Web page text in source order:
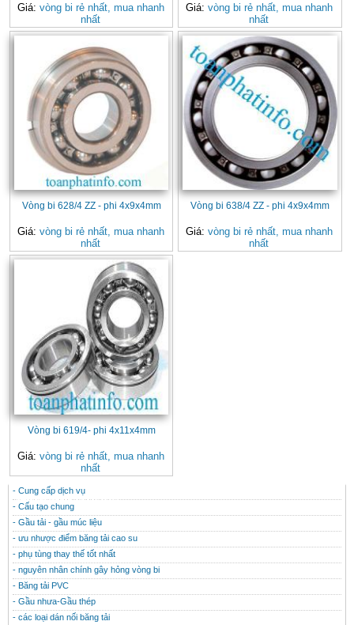
Giá: vòng bi rẻ nhất, mua nhanh
nhất
Giá: vòng bi rẻ nhất, mua nhanh
nhất
Vòng bi 628/4 ZZ - phi 4x9x4mm
Giá: vòng bi rẻ nhất, mua nhanh
nhất
Vòng bi 638/4 ZZ - phi 4x9x4mm
Giá: vòng bi rẻ nhất, mua nhanh
nhất
Vòng bi 619/4- phi 4x11x4mm
Giá: vòng bi rẻ nhất, mua nhanh
nhất
CONTACT
THÔNG TIN HỮU ÍCH
- Cung cấp dịch vụ
- Cấu tạo chung
- Gầu tải - gầu múc liệu
- ưu nhược điểm băng tải cao su
- phụ tùng thay thế tốt nhất
- nguyên nhân chính gây hỏng vòng bi
- Băng tải PVC
- Gầu nhưa-Gầu thép
- các loại dán nối băng tải